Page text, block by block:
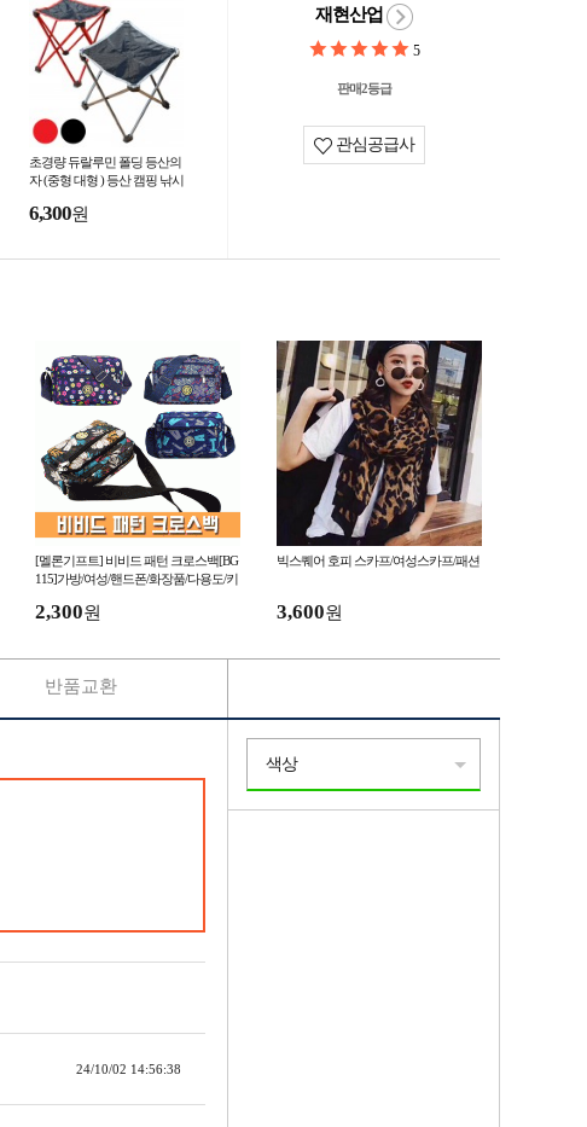
초경량 듀랄루민 폴딩 등산의
자 (중형 대형 ) 등산 캠핑 낚시
현산업 선물
6,300원
재현산업
5
판매2등급
관심공급사
[멜론기프트] 비비드 패턴 크로스백[BG
115]가방/여성/핸드폰/화장품/다용도/키
2,300원
빅스퀘어 호피 스카프/여성스카프/패션
3,600원
24/10/02 14:56:38
반품교환
색상